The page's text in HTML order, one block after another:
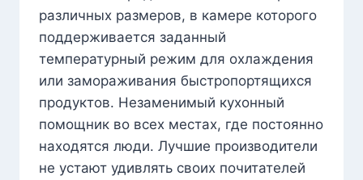
различных размеров, в камере которого
поддерживается заданный
температурный режим для охлаждения
или замораживания быстропортящихся
продуктов. Незаменимый кухонный
помощник во всех местах, где постоянно
находятся люди. Лучшие производители
не устают удивлять своих почитателей